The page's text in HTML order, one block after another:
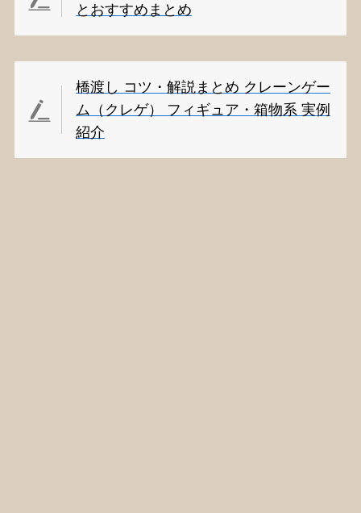
とおすすめまとめ
橋渡し コツ・解説まとめ クレーンゲー
ム（クレゲ） フィギュア・箱物系 実例
紹介